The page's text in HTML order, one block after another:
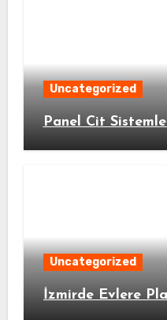
Uncategorized
Panel Cit
Uncategorized
İzmirde Evlere